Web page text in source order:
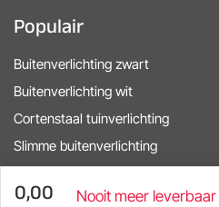
0,00 Nooit meer leverbaar
Populair
Buitenverlichting zwart
Buitenverlichting wit
Cortenstaal tuinverlichting
Slimme buitenverlichting
in-lite startkits